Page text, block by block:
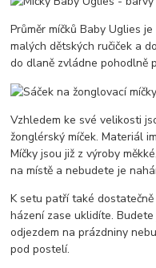
Průměr míčků Baby Uglies
malých dětských ručiček a
do dlaně zvládne pohodlně
Vzhledem ke své velikosti
žonglérský míček. Materiál
Míčky jsou již z výroby
na místě a nebudete je
K setu patří také
házení zase uklidíte.
odjezdem na prázdniny
pod postelí.